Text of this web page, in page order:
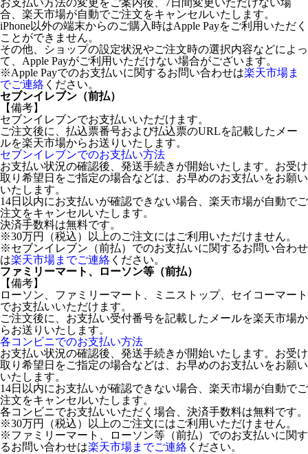
お支払い方法の変更をご案内後、7日間変更いただけない場
合、楽天市場が自動でご注文をキャンセルいたします。
iPhone以外の端末からのご購入時はApple Payをご利用いただく
ことができません。
その他、ショップの設定状況やご注文時の選択内容などによっ
て、Apple Payがご利用いただけない場合がございます。
※Apple Payでのお支払いに関するお問い合わせは楽天市場ま
でご連絡 ください。
セブンイレブン（前払）
【備考】
セブンイレブンでお支払いいただけます。
ご注文後に、払込票番号および払込票のURLを記載したメー
ルを楽天市場からお送りいたします。
セブンイレブンでのお支払い方法
お支払い状況の確認後、発送手続きが開始いたします。お受け
取り希望日をご指定の場合などは、お早めのお支払いをお願い
いたします。
14日以内にお支払いが確認できない場合、楽天市場が自動でご
注文をキャンセルいたします。
決済手数料は無料です。
※30万円（税込）以上のご注文にはご利用いただけません。
※セブンイレブン（前払）でのお支払いに関するお問い合わせ
は楽天市場までご連絡 ください。
ファミリーマート、ローソン等（前払）
【備考】
ローソン、ファミリーマート、ミニストップ、セイコーマート
でお支払いいただけます。
ご注文後に、お支払い受付番号を記載したメールを楽天市場か
らお送りいたします。
各コンビニでのお支払い方法
お支払い状況の確認後、発送手続きが開始いたします。お受け
取り希望日をご指定の場合などは、お早めのお支払いをお願い
いたします。
14日以内にお支払いが確認できない場合、楽天市場が自動でご
注文をキャンセルいたします。
各コンビニでお支払いいただく場合、決済手数料は無料です。
※30万円（税込）以上のご注文にはご利用いただけません。
※ファミリーマート、ローソン等（前払）でのお支払いに関す
るお問い合わせは楽天市場までご連絡 ください。